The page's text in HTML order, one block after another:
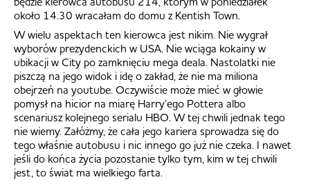
około 14.30 wracałam do domu z Kentish Town.
W wielu aspektach ten kierowca jest nikim. Nie wygrał
wyborów prezydenckich w USA. Nie wciąga kokainy w
ubikacji w City po zamknięciu mega deala. Nastolatki nie
piszczą na jego widok i idę o zakład, że nie ma miliona
obejrzeń na youtube. Oczywiście może mieć w głowie
pomysł na hicior na miarę Harry’ego Pottera albo
scenariusz kolejnego serialu HBO. W tej chwili jednak tego
nie wiemy. Załóżmy, że cała jego kariera sprowadza się do
tego właśnie autobusu i nic innego go już nie czeka. I nawet
jeśli do końca życia pozostanie tylko tym, kim w tej chwili
jest, to świat ma wielkiego farta.